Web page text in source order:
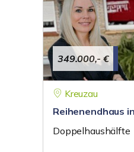
349.000,- €
Kreuzau
Reihenendhaus
Doppelhaushälfte